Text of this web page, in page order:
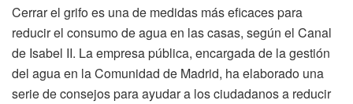
Cerrar el grifo es una de medidas más eficaces para
reducir el consumo de agua en las casas, según el Canal
de Isabel II. La empresa pública, encargada de la gestión
del agua en la Comunidad de Madrid, ha elaborado una
serie de consejos para ayudar a los ciudadanos a reducir